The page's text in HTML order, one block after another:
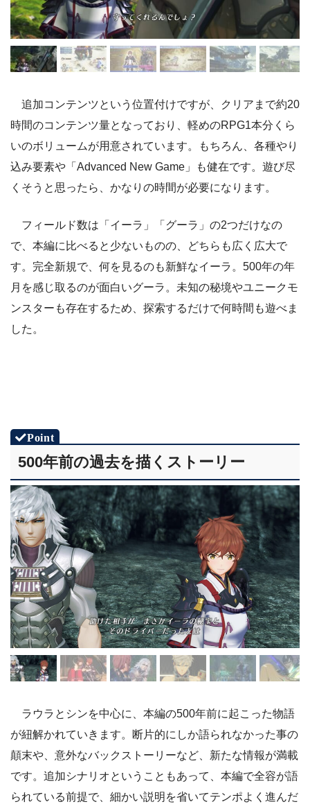
追加コンテンツという位置付けですが、クリアまで約20
時間のコンテンツ量となっており、軽めのRPG1本分くら
いのボリュームが用意されています。もちろん、各種やり
込み要素や「Advanced New Game」も健在です。遊び尽
くそうと思ったら、かなりの時間が必要になります。
フィールド数は「イーラ」「グーラ」の2つだけなの
で、本編に比べると少ないものの、どちらも広く広大で
す。完全新規で、何を見るのも新鮮なイーラ。500年の年
月を感じ取るのが面白いグーラ。未知の秘境やユニークモ
ンスターも存在するため、探索するだけで何時間も遊べま
した。
500年前の過去を描くストーリー
ラウラとシンを中心に、本編の500年前に起こった物語
が紐解かれていきます。断片的にしか語られなかった事の
顛末や、意外なバックストーリーなど、新たな情報が満載
です。追加シナリオということもあって、本編で全容が語
られている前提で、細かい説明を省いてテンポよく進んだ